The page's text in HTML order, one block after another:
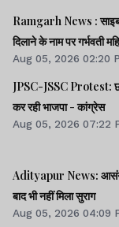
Ramgarh News : साइबर ठगी का नया तरीका, योजनाओं का लाभ
दिलाने के नाम पर गर्भवती
Aug 05, 2026 02:20
JPSC-JSSC Protest:
कर रही भाजपा - कांग्रेस
Aug 05, 2026 07:22
Adityapur News:
बाद भी नहीं मिला सुराग
Aug 05, 2026 04:09